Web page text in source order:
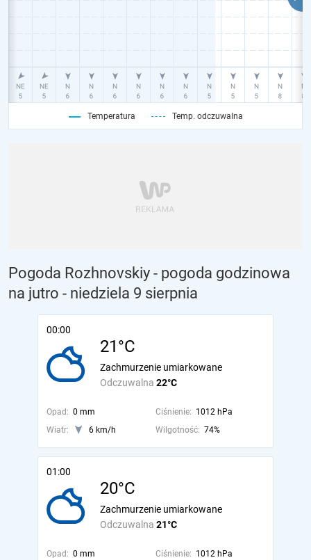
Temperatura Temp. odczuwalna
Pogoda Rozhnovskiy - pogoda godzinowa
na jutro - niedziela 9 sierpnia
00:00
21°C
Odczuwalna 22°C
Zachmurzenie umiarkowane
Opad: 0 mm Ciśnienie: 1012 hPa
Wiatr:
6 km/h Wilgotność: 74%
01:00
20°C
Odczuwalna 21°C
Zachmurzenie umiarkowane
Opad: 0 mm Ciśnienie: 1012 hPa